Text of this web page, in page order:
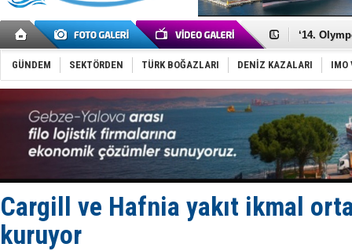
Denizcilik
‘14.
Taksi
TÜRKLİM
SOCAR da
D-Marin,
Van’da
TAYK -
GÜNDEM SEKTÖRDEN TÜRK BOĞAZLARI DENİZ KAZALARI IMO
Cargill ve Hafnia yakıt ikmal
kuruyor